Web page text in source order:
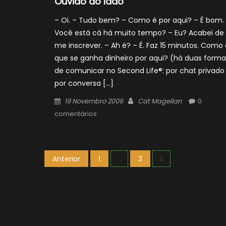
– Oi. – Tudo bem? – Como é por aqui? – É bom.
Você está cá há muito tempo? – Eu? Acabei de
me inscrever. – Ah é? – É. Faz 15 minutos. Como
que se ganha dinheiro por aqui? (há duas
de comunicar no Second Life®: por chat privado
por conversa […]
Posted
on
19 Novembro 2006 Author
Cat Magellan
0
comentários
Paginação
Anterior 1 … 3 4